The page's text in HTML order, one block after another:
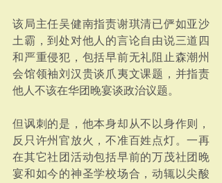
该局主任吴健南指责谢琪清已俨如亚沙
土霸，到处对他人的言论自由说三道四
和严重侵犯，包括早前无礼阻止森潮州
会馆领袖刘汉贵谈爪夷文课题，并指责
他人不该在华团晚宴谈政治议题。
但讽刺的是，他本身却从不以身作则，
反只许州官放火，不准百姓点灯。一再
在其它社团活动包括早前的万茂社团晚
宴和如今的神圣学校场合，动辄以尖酸